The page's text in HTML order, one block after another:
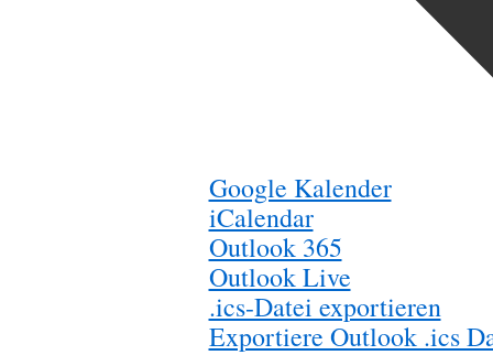
Google Kalender
iCalendar
Outlook 365
Outlook Live
.ics-Datei exportieren
Exportiere Outlook .ics